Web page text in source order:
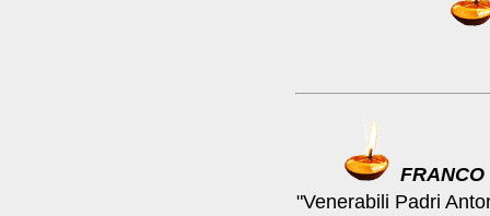
"Venerabili Padri